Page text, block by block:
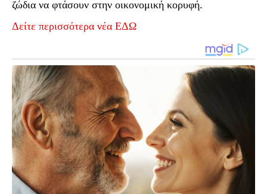
ζώδια να φτάσουν στην οικονομική κορυφή.
Δείτε περισσότερα νέα ΕΔΩ